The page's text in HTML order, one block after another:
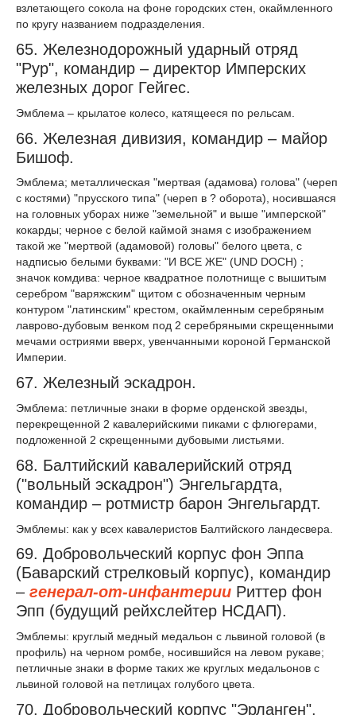
взлетающего сокола на фоне городских стен, окаймленного
по кругу названием подразделения.
65. Железнодорожный ударный отряд
"Рур", командир – директор Имперских
железных дорог Гейгес.
Эмблема – крылатое колесо, катящееся по рельсам.
66. Железная дивизия, командир – майор
Бишоф.
Эмблема; металлическая "мертвая (адамова) голова" (череп
с костями) "прусского типа" (череп в ? оборота), носившаяся
на головных уборах ниже "земельной" и выше "имперской"
кокарды; черное с белой каймой знамя с изображением
такой же "мертвой (адамовой) головы" белого цвета, с
надписью белыми буквами: "И ВСЕ ЖЕ" (UND DOCH) ;
значок комдива: черное квадратное полотнище с вышитым
серебром "варяжским" щитом с обозначенным черным
контуром "латинским" крестом, окаймленным серебряным
лаврово-дубовым венком под 2 серебряными скрещенными
мечами остриями вверх, увенчанными короной Германской
Империи.
67. Железный эскадрон.
Эмблема: петличные знаки в форме орденской звезды,
перекрещенной 2 кавалерийскими пиками с флюгерами,
подложенной 2 скрещенными дубовыми листьями.
68. Балтийский кавалерийский отряд
("вольный эскадрон") Энгельгардта,
командир – ротмистр барон Энгельгардт.
Эмблемы: как у всех кавалеристов Балтийского ландесвера.
69. Добровольческий корпус фон Эппа
(Баварский стрелковый корпус), командир
– генерал-от-инфантерии Риттер фон
Эпп (будущий рейхслейтер НСДАП).
Эмблемы: круглый медный медальон с львиной головой (в
профиль) на черном ромбе, носившийся на левом рукаве;
петличные знаки в форме таких же круглых медальонов с
львиной головой на петлицах голубого цвета.
70. Добровольческий корпус "Эрланген",